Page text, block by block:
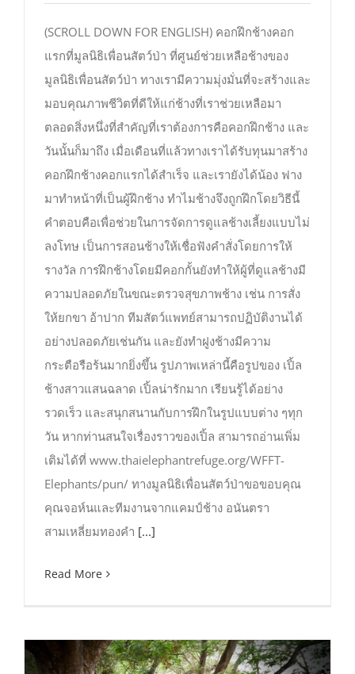
(SCROLL DOWN FOR ENGLISH) คอกฝึกช้างคอก
แรกที่มูลนิธิเพื่อนสัตว์ป่า ที่ศูนย์ช่วยเหลือช้างของ
มูลนิธิเพื่อนสัตว์ป่า ทางเรามีความมุ่งมั่นที่จะสร้างและ
มอบคุณภาพชีวิตที่ดีให้แก่ช้างที่เราช่วยเหลือมา
ตลอดสิ่งหนึ่งที่สำคัญที่เราต้องการคือคอกฝึกช้าง และ
วันนั้นก็มาถึง เมื่อเดือนที่แล้วทางเราได้รับทุนมาสร้าง
คอกฝึกช้างคอกแรกได้สำเร็จ และเรายังได้น้อง ฟาง
มาทำหน้าที่เป็นผู้ฝึกช้าง ทำไมช้างจึงถูกฝึกโดยวิธีนี้
คำตอบคือเพื่อช่วยในการจัดการดูแลช้างเลี้ยงแบบไม่
ลงโทษ เป็นการสอนช้างให้เชื่อฟังคำสั่งโดยการให้
รางวัล การฝึกช้างโดยมีคอกกั้นยังทำให้ผู้ที่ดูแลช้างมี
ความปลอดภัยในขณะตรวจสุขภาพช้าง เช่น การสั่ง
ให้ยกขา อ้าปาก ทีมสัตว์แพทย์สามารถปฏิบัติงานได้
อย่างปลอดภัยเช่นกัน และยังทำฝูงช้างมีความ
กระตือรือร้นมากยิ่งขึ้น รูปภาพเหล่านี้คือรูปของ เปิ้ล
ช้างสาวแสนฉลาด เปิ้ลน่ารักมาก เรียนรู้ได้อย่าง
รวดเร็ว และสนุกสนานกับการฝึกในรูปแบบต่าง ๆทุก
วัน หากท่านสนใจเรื่องราวของเปิ้ล สามารถอ่านเพิ่ม
เติมได้ที่ www.thaielephantrefuge.org/WFFT-
Elephants/pun/ ทางมูลนิธิเพื่อนสัตว์ป่าขอขอบคุณ
คุณจอห์นและทีมงานจากแคมป์ช้าง อนันตรา
สามเหลี่ยมทองคำ [...]
Read More